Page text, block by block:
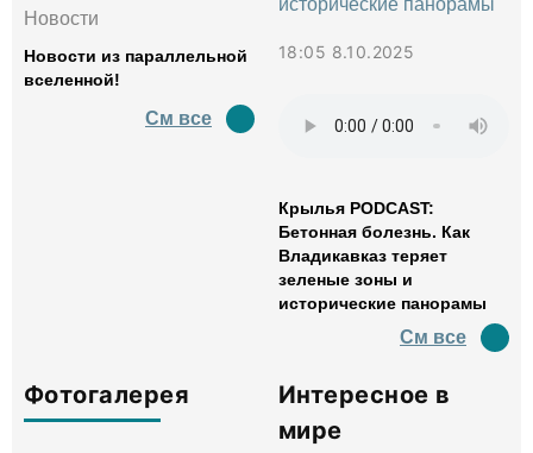
Новости
Новости из параллельной
вселенной!
См все
18:05 8.10.2025
Крылья PODCAST:
Бетонная болезнь. Как
Владикавказ теряет
зеленые зоны и
исторические панорамы
См все
Фотогалерея
Интересное в
мире